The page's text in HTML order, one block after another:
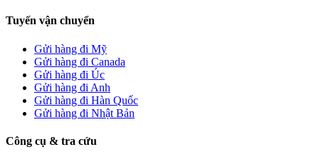
Tuyến vận chuyển
Gửi hàng đi Mỹ
Gửi hàng đi Canada
Gửi hàng đi Úc
Gửi hàng đi Anh
Gửi hàng đi Hàn Quốc
Gửi hàng đi Nhật Bản
Công cụ & tra cứu